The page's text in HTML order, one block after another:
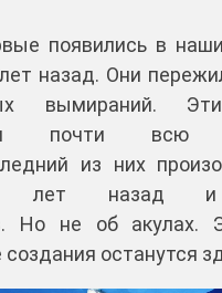
появились в
назад. Они
вымираний.
почти
из них
лет назад и
Но не об акулах.
останутся